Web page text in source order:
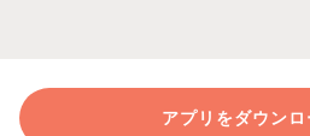
アプリをダウンロ